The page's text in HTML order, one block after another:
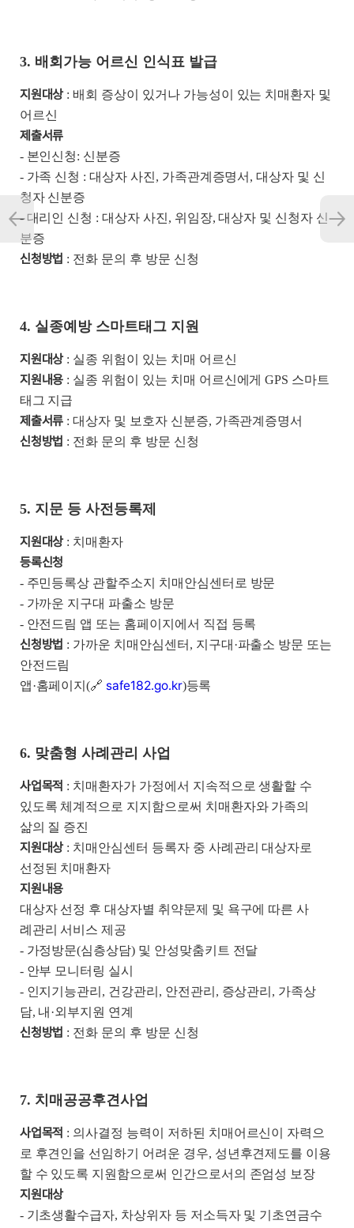
3. 배회가능 어르신 인식표 발급
지원대상: 배회 증상이 있거나 가능성이 있는 치매환자 및
어르신
제출서류
- 본인신청: 신분증
- 가족 신청 : 대상자 사진, 가족관계증명서, 대상자 및 신
청자 신분증
- 대리인 신청 : 대상자 사진, 위임장, 대상자 및 신청자 신
분증
신청방법 : 전화 문의 후 방문 신청
4. 실종예방 스마트태그 지원
지원대상: 실종 위험이 있는 치매 어르신
지원내용 : 실종 위험이 있는 치매 어르신에게 GPS 스마트
태그 지급
제출서류 : 대상자 및 보호자 신분증, 가족관계증명서
신청방법 : 전화 문의 후 방문 신청
5. 지문 등 사전등록제
지원대상: 치매환자
등록신청
- 주민등록상 관할주소지 치매안심센터로 방문
- 가까운 지구대 파출소 방문
- 안전드림 앱 또는 홈페이지에서 직접 등록
신청방법 : 가까운 치매안심센터, 지구대·파출소 방문 또는
안전드림
앱·홈페이지(🔗 safe182.go.kr)등록
6. 맞춤형 사례관리 사업
사업목적 : 치매환자가 가정에서 지속적으로 생활할 수
있도록 체계적으로 지지함으로써 치매환자와 가족의
삶의 질 증진
지원대상: 치매안심센터 등록자 중 사례관리 대상자로
선정된 치매환자
지원내용
대상자 선정 후 대상자별 취약문제 및 욕구에 따른 사
례관리 서비스 제공
- 가정방문(심층상담) 및 안성맞춤키트 전달
- 안부 모니터링 실시
- 인지기능관리, 건강관리, 안전관리, 증상관리, 가족상
담, 내·외부지원 연계
신청방법 : 전화 문의 후 방문 신청
7. 치매공공후견사업
사업목적 : 의사결정 능력이 저하된 치매어르신이 자력으
로 후견인을 선임하기 어려운 경우, 성년후견제도를 이용
할 수 있도록 지원함으로써 인간으로서의 존엄성 보장
지원대상
- 기초생활수급자, 차상위자 등 저소득자 및 기초연금수